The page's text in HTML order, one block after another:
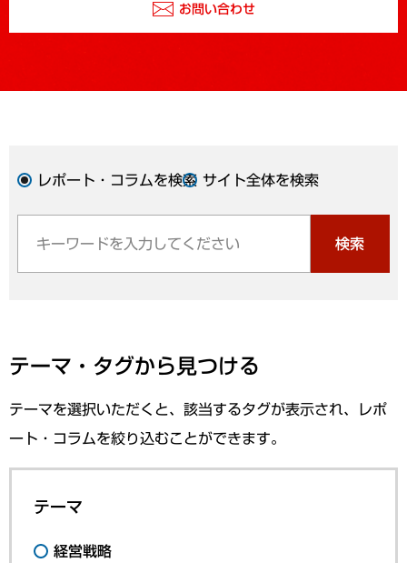
お問い合わせ
レポート・コラムを検索 サイト全体を検索
検索
テーマ・タグから見つける
テーマを選択いただくと、該当するタグが表示され、レポ
ート・コラムを絞り込むことができます。
テーマ
経営戦略